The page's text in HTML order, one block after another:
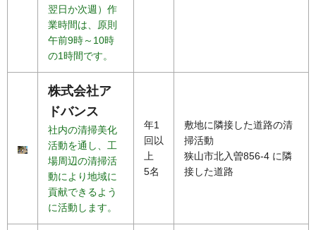
翌日か次週）作
業時間は、原則
午前9時～10時
の1時間です。
株式会社ア
ドバンス
社内の清掃美化
活動を通し、工
場周辺の清掃活
動により地域に
貢献できるよう
に活動します。
年1
回以
上
5名
敷地に隣接した道路の清
掃活動
狭山市北入曽856-4 に隣
接した道路